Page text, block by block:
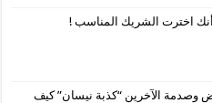
اخترت الشريك المناسب !
وصدمة الآخرين “كذبة نيسان” كيف